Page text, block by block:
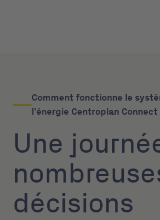
Comment fonctionne le
l’énergie Centroplan Connect
Une
décisions